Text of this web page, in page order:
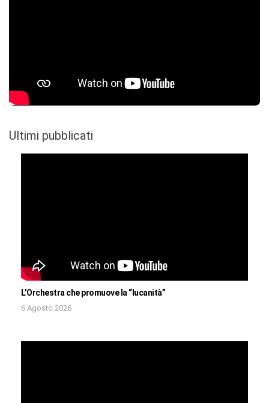
Ultimi pubblicati
L’Orchestra che promuove la “lucanità”
6 Agosto 2026